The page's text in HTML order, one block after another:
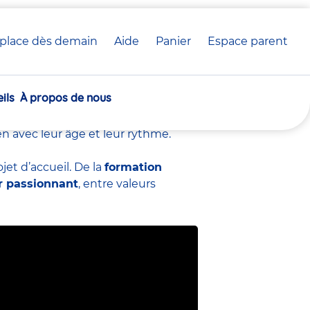
dès demain Aide Panier crèche(s)
Espace parent
À propos de nousdes tout-petits en
avec leur âge et leur rythme.
d’accueil. De la formation
passionnant, entre valeurs